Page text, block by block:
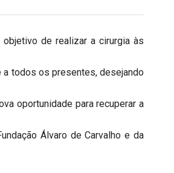
de realizar a cirurgia às
a todos os presentes, desejando
oportunidade para recuperar a
Álvaro de Carvalho e da